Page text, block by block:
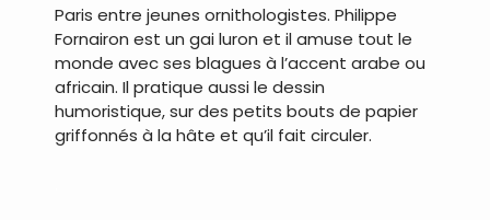
Paris entre jeunes ornithologistes. Philippe
Fornairon est un gai luron et il amuse tout le
monde avec ses blagues à l’accent arabe ou
africain. Il pratique aussi le dessin
humoristique, sur des petits bouts de papier
griffonnés à la hâte et qu’il fait circuler.